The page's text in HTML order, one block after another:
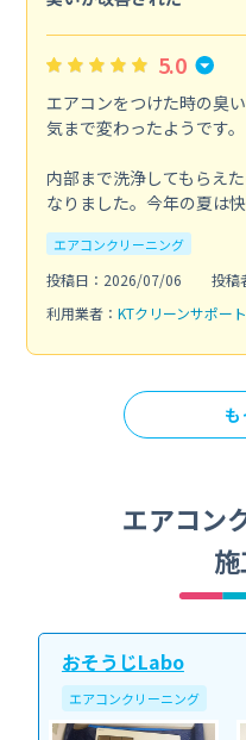
5.0
エアコンをつけた時の臭
気まで変わったようです。
内部まで洗浄してもらえ
なりました。今年の夏は
エアコンクリーニング
投稿日：2026/07/06
投稿
利用業者： KTクリーンサポート
も
エアコン
おそうじLabo
エアコンクリーニング